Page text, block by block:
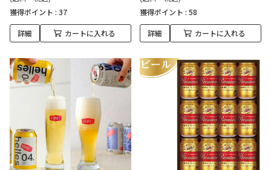
獲得ポイント : 37
詳細 カートに入れる
獲得ポイント : 58
詳細 カートに入れる